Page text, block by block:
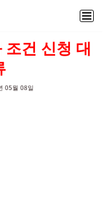
건 신청 대
05월 08일